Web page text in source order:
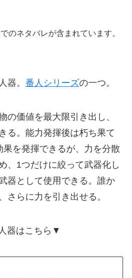
のネタバレが含まれています。
器。 番人シリーズの一つ。
の価値を最大限引き出し、
る。能力発揮後は朽ち果て
果を発揮できるが、力を分散
、1つだけに絞って武器化し
器として使用できる。誰か
さらに力を引き出せる。
器はこちら▼